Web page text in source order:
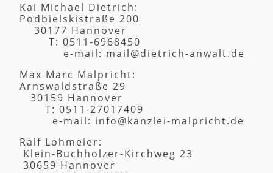
Kai Michael Dietrich:
Podbielskistraße 200
30177 Hannover
T: 0511-6968450
e-mail: mail@dietrich-anwalt.de
Max Marc Malpricht:
Arnswaldstraße 29
30159 Hannover
T: 0511-27017409
e-mail: info@kanzlei-malpricht.de
Ralf Lohmeier:
Klein-Buchholzer-Kirchweg 23
30659 Hannover